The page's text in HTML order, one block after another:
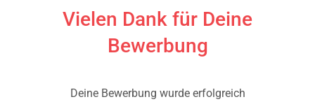
Vielen Dank für Deine
Bewerbung
Deine Bewerbung wurde erfolgreich